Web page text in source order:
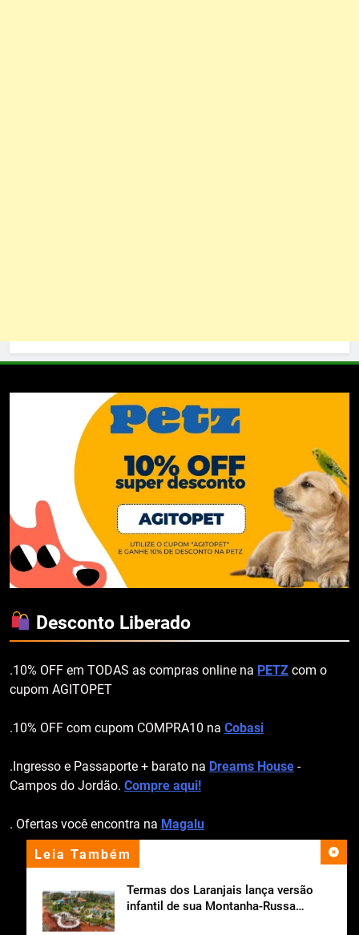
Leia Também
Termas dos Laranjais lança versão
infantil de sua Montanha-Russa
Desconto Liberado
.10% OFF em TODAS as compras online na PETZ com o
cupom AGITOPET
.10% OFF com cupom COMPRA10 na Cobasi
.Ingresso e Passaporte + barato na Dreams House -
Campos do Jordão. Compre aqui!
. Ofertas você encontra na Magalu
apoio institucional